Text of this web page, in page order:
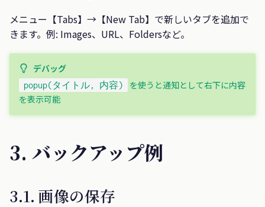
メニュー【Tabs】→【New Tab】で新しいタブを追加で
きます。例: Images、URL、Foldersなど。
デバッグ
popup(タイトル, 内容)
を使うと通知として右下に内容
を表示可能
3. バックアップ例
3.1. 画像の保存